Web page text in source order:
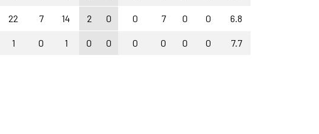
22 7 14 2 0 0 7 0 0 6.8
1 0 1 0 0 0 0 0 0 7.7